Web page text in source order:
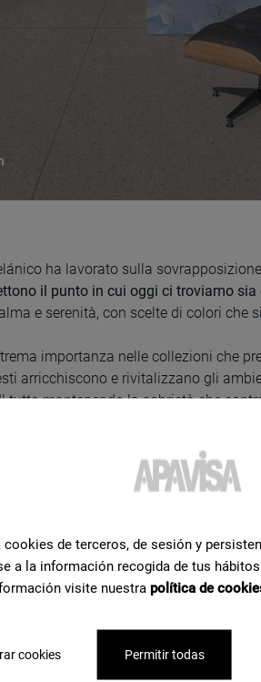
ha lavorato sulla
il punto in cui oggi ci troviamo
e serenità, con scelte di colori
importanza nelle collezioni che
arricchiscono e rivitalizzano gli
mantenendo la sobrietà che
de terceros, de sesión y
a la información recogida de tus
visite nuestra política de
cookies Permitir todas